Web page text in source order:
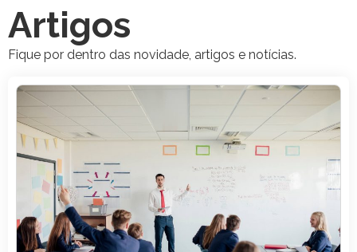
Artigos
Fique por dentro das novidade, artigos e notícias.